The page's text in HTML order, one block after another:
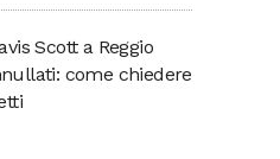
Scott a Reggio
come chiedere